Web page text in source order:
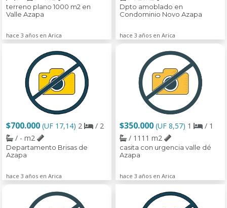
terreno plano 1000 m2 en
Valle Azapa
hace 3 años en Arica
Dpto amoblado en
Condominio Novo Azapa
hace 3 años en Arica
$700.000 (UF 17,14) 2
/ 2
/ - m2
Departamento Brisas de
Azapa
hace 3 años en Arica
$350.000 (UF 8,57) 1
/ 1
/ 1111 m2
casita con urgencia valle dé
Azapa
hace 3 años en Arica